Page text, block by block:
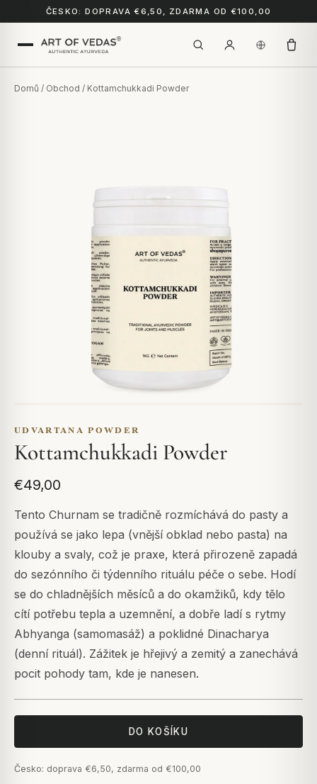
ČESKO: DOPRAVA €6,50, ZDARMA OD €100,00
Domů / Obchod / Kottamchukkadi Powder
UDVARTANA POWDER
Kottamchukkadi Powder
€49,00
Tento Churnam se tradičně rozmíchává do pasty a
používá se jako lepa (vnější obklad nebo pasta) na
klouby a svaly, což je praxe, která přirozeně zapadá
do sezónního či týdenního rituálu péče o sebe. Hodí
se do chladnějších měsíců a do okamžiků, kdy tělo
cítí potřebu tepla a uzemnění, a dobře ladí s rytmy
Abhyanga (samomasáž) a poklidné Dinacharya
(denní rituál). Zážitek je hřejivý a zemitý a zanechává
pocit pohody tam, kde je nanesen.
DO KOŠÍKU
Česko: doprava €6,50, zdarma od €100,00